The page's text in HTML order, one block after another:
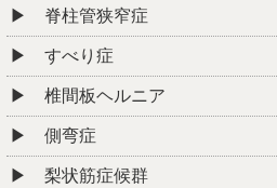
(通常 9,000円×2回＝
→あと3